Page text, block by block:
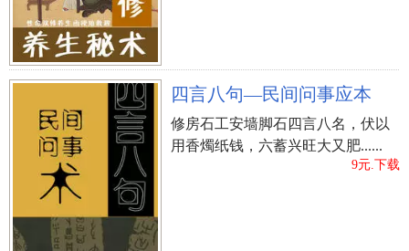
四言八句—民间问事应本
修房石工安墙脚石四言八名，伏以
用香燭纸钱，六蓄兴旺大又肥......
9元.下载